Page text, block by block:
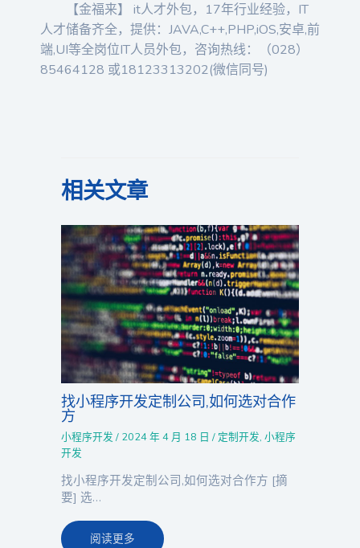
【金福来】 it人才外包，17年行业经验，IT
人才储备齐全，提供：JAVA,C++,PHP,iOS,安卓,前
端,UI等全岗位IT人员外包，咨询热线：（028）
85464128 或18123313202(微信同号)
相关文章
找小程序开发定制公司,如何选对合作
方
小程序开发 / 2024 年 4 月 18 日/ 定制开发,小程序
开发
找小程序开发定制公司,如何选对合作方 [摘
要] 选…
阅读更多